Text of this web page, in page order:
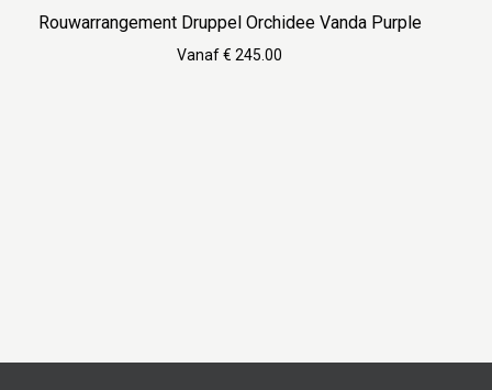
Rouwarrangement Druppel Orchidee Vanda Purple
Vanaf € 245.00